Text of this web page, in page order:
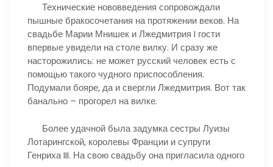
Технические нововведения сопровождали
пышные бракосочетания на протяжении веков. На
свадьбе Марии Мнишек и Лжедмитрия I гости
впервые увидели на столе вилку. И сразу же
насторожились: не может русский человек есть с
помощью такого чудного приспособления.
Подумали бояре, да и свергли Лжедмитрия. Вот так
банально – прогорел на вилке.
Более удачной была задумка сестры Луизы
Лотарингской, королевы Франции и супруги
Генриха III. На свою свадьбу она пригласила одного